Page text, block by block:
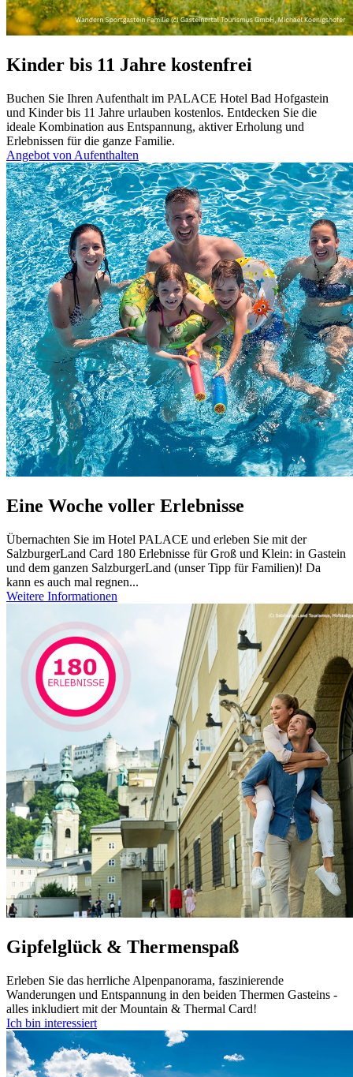
Kinder bis 11 Jahre kostenfrei
Buchen Sie Ihren Aufenthalt im PALACE Hotel Bad Hofgastein
und Kinder bis 11 Jahre urlauben kostenlos. Entdecken Sie die
ideale Kombination aus Entspannung, aktiver Erholung und
Erlebnissen für die ganze Familie.
Angebot von Aufenthalten
Eine Woche voller Erlebnisse
Übernachten Sie im Hotel PALACE und erleben Sie mit der
SalzburgerLand Card 180 Erlebnisse für Groß und Klein: in Gastein
und dem ganzen SalzburgerLand (unser Tipp für Familien)! Da
kann es auch mal regnen...
Weitere Informationen
Gipfelglück & Thermenspaß
Erleben Sie das herrliche Alpenpanorama, faszinierende
Wanderungen und Entspannung in den beiden Thermen Gasteins -
alles inkludiert mit der Mountain & Thermal Card!
Ich bin interessiert